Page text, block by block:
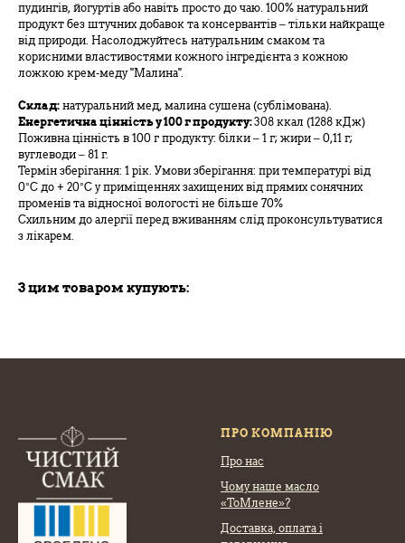
пудингів, йогуртів або навіть просто до чаю. 100% натуральний
продукт без штучних добавок та консервантів – тільки найкраще
від природи. Насолоджуйтесь натуральним смаком та
корисними властивостями кожного інгредієнта з кожною
ложкою крем-меду "Малина".
Склад: натуральний мед, малина сушена (сублімована).
Енергетична цінність у 100 г продукту:308 ккал (1288 кДж)
Поживна цінність в 100 г продукту: білки – 1 г; жири – 0,11 г;
вуглеводи – 81 г.
Термін зберігання: 1 рік. Умови зберігання: при температурі від
0°C до + 20°C у приміщеннях захищених від прямих сонячних
променів та відносної вологості не більше 70%
Схильним до алергії перед вживанням слід проконсультуватися
з лікарем.
З цим товаром купують:
ПРО КОМПАНІЮ
Про нас
Чому наше масло
«ТоМлене»?
Доставка, оплата і